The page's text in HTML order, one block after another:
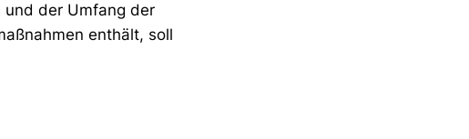
der Umfang der
enthält, soll